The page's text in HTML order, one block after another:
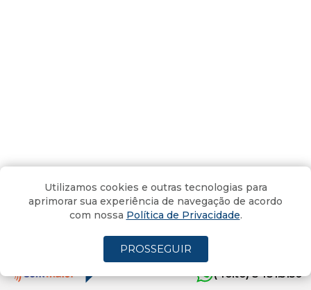
Só aumentar os juros não vai
resolver a inflação (Vídeo)
(4oito) 3431.5150
Utilizamos cookies e outras tecnologias para
aprimorar sua experiência de navegação de acordo
com nossa Política de Privacidade.
PROSSEGUIR